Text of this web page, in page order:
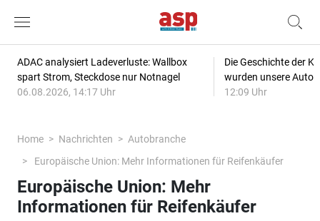
ADAC analysiert Ladeverluste: Wallbox
spart Strom, Steckdose nur Notnagel
06.08.2026, 14:17 Uhr
Die Geschichte der
wurden unsere
12:09 Uhr
Home Nachrichten
Autobranche
Europäische Union: Mehr Informationen für Reifenkäufer
Europäische Union: Mehr
Informationen für Reifenkäufer